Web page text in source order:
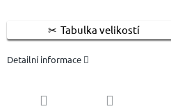
Tabulka velikostí
Detailní informace